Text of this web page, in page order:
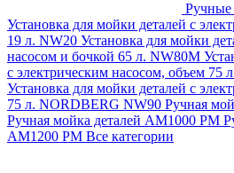
Ручные
Установка для мойки деталей с
19 л. NW20 Установка для мойки
насосом и бочкой 65 л. NW80M
с электрическим насосом, объем
Установка для мойки деталей с
75 л. NORDBERG NW90 Ручная
Ручная мойка деталей АМ1000 РМ
АМ1200 РМ Все категории